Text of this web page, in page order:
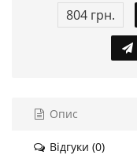
804 грн.
Опис
Відгуки (0)